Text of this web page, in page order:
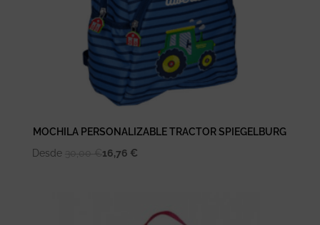
MOCHILA PERSONALIZABLE TRACTOR SPIEGELBURG
Desde
16,76 €